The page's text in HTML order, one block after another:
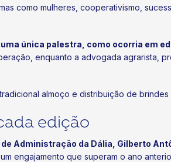
como mulheres, cooperativismo,
uma única palestra, como ocorria em
enquanto a advogada agrarista,
almoço e distribuição de
edição
Administração da Dália, Gilberto
engajamento que superam o ano